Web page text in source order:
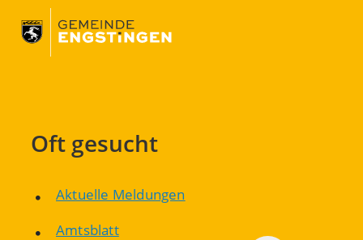
Oft gesucht
Aktuelle Meldungen
Amtsblatt